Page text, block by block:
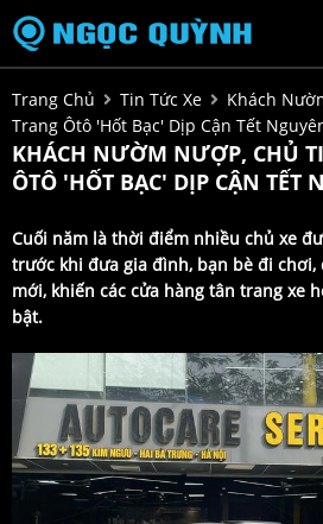
Trang Chủ Tin Tức Xe
Khách
Trang Ôtô 'hốt Bạc' Dịp Cận Tết
KHÁCH NƯỜM NƯỢP, CHỦ
ÔTÔ 'HỐT BẠC' DỊP CẬN TẾT
Cuối năm là thời điểm nhiều chủ xe
trước khi đưa gia đình, bạn bè đi
mới, khiến các cửa hàng tân trang xe
bật.